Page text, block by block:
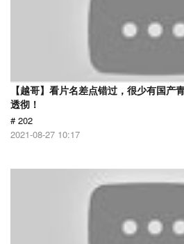
【越哥】看片名差点错过，很少有国产
透彻！
# 202
2021-08-27 10:17